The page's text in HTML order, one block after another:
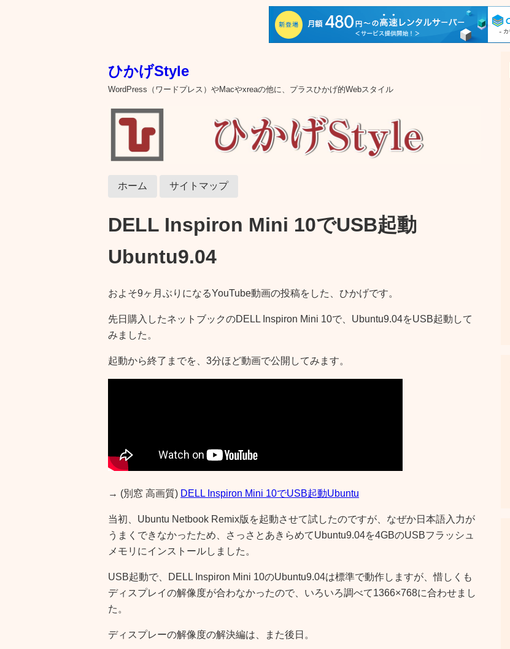
ひかげStyle
WordPress（ワードプレス）やMacやxreaの他に、プラスひかげ的Webスタイル
ホーム サイトマップ
DELL Inspiron Mini 10でUSB起動
Ubuntu9.04
およそ9ヶ月ぶりになるYouTube動画の投稿をした、ひかげです。
先日購入したネットブックのDELL Inspiron Mini 10で、Ubuntu9.04をUSB起動して
みました。
起動から終了までを、3分ほど動画で公開してみます。
→ (別窓 高画質) DELL Inspiron Mini 10でUSB起動Ubuntu
当初、Ubuntu Netbook Remix版を起動させて試したのですが、なぜか日本語入力が
うまくできなかったため、さっさとあきらめてUbuntu9.04を4GBのUSBフラッシュ
メモリにインストールしました。
USB起動で、DELL Inspiron Mini 10のUbuntu9.04は標準で動作しますが、惜しくも
ディスプレイの解像度が合わなかったので、いろいろ調べて1366×768に合わせまし
た。
ディスプレーの解像度の解決編は、また後日。